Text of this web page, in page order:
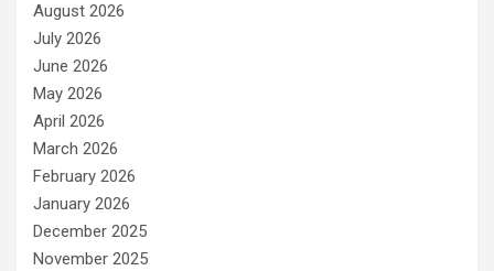
August 2026
July 2026
June 2026
May 2026
April 2026
March 2026
February 2026
January 2026
December 2025
November 2025